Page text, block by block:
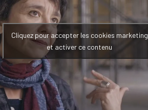
Cliquez pour accepter les cookies marketing
et activer ce contenu